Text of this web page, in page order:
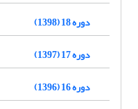
دوره 18 (1398)
دوره 17 (1397)
دوره 16 (1396)